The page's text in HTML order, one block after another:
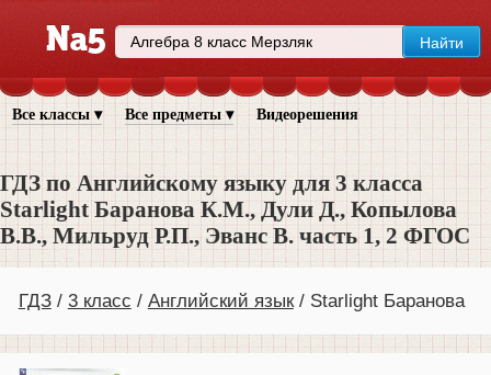
Все классы ▾ Все предметы ▾ Видеорешения
ГДЗ по Английскому языку для 3 класса
Starlight Баранова К.М., Дули Д., Копылова
В.В., Мильруд Р.П., Эванс В. часть 1, 2 ФГОС
ГДЗ 3 класс Английский язык Starlight Баранова